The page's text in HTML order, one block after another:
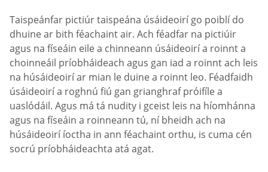
Taispeánfar pictiúr taispeána úsáideoirí go poiblí do
dhuine ar bith féachaint air. Ach féadfar na pictiúir
agus na físeáin eile a chinneann úsáideoirí a roinnt a
choinneáil príobháideach agus gan iad a roinnt ach leis
na húsáideoirí ar mian le duine a roinnt leo. Féadfaidh
úsáideoirí a roghnú fiú gan grianghraf próifíle a
uaslódáil. Agus má tá nudity i gceist leis na híomhánna
agus na físeáin a roinneann tú, ní bheidh ach na
húsáideoirí íoctha in ann féachaint orthu, is cuma cén
socrú príobháideachta atá agat.